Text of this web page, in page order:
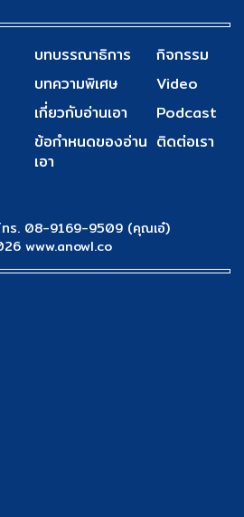
บทบรรณาธิการ
บทความพิเศษ
เกี่ยวกับอ่านเอา
ข้อกำหนดของอ่าน
เอา
กิจกรรม
Video
Podcast
ติดต่อเรา
ทร. 08-9169-9509 (คุณเอ๋)
www.anowl.co